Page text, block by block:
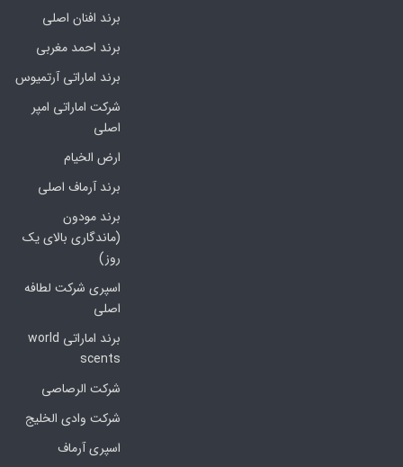
برند افنان اصلی
برند احمد مغربی
برند اماراتی آرتمیوس
شرکت اماراتی امپر
اصلی
ارض الخیام
برند آرماف اصلی
برند مودون
(ماندگاری بالای یک
روز)
اسپری شرکت لطافه
اصلی
برند اماراتی world
scents
شرکت الرصاصی
شرکت وادی الخلیج
اسپری آرماف